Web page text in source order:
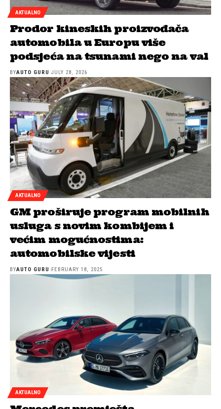
AKTUALNO
Prodor kineskih proizvođača
automobila u Europu više
podsjeća na tsunami nego na val
BYAUTO GURU JULY 28, 2026
AKTUALNO
GM proširuje program mobilnih
usluga s novim kombijem i
većim mogućnostima:
automobilske vijesti
BYAUTO GURU FEBRUARY 18, 2025
AKTUALNO